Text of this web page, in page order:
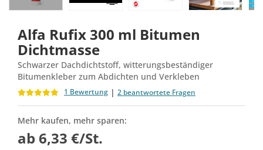
Alfa Rufix 300 ml Bitumen
Dichtmasse
Schwarzer Dachdichtstoff, witterungsbeständiger
Bitumenkleber zum Abdichten und Verkleben
1 Bewertung | 2 beantwortete Fragen
Mehr kaufen, mehr sparen:
ab 6,33 €/St.